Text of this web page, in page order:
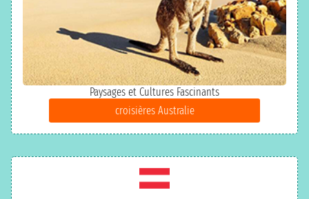
Paysages et Cultures Fascinants
croisières Australie